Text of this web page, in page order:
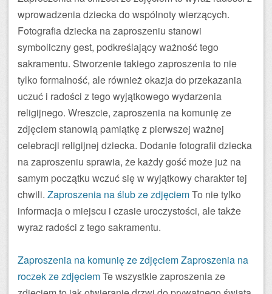
wprowadzenia dziecka do wspólnoty wierzących.
Fotografia dziecka na zaproszeniu stanowi
symboliczny gest, podkreślający ważność tego
sakramentu. Stworzenie takiego zaproszenia to nie
tylko formalność, ale również okazja do przekazania
uczuć i radości z tego wyjątkowego wydarzenia
religijnego. Wreszcie, zaproszenia na komunię ze
zdjęciem stanowią pamiątkę z pierwszej ważnej
celebracji religijnej dziecka. Dodanie fotografii dziecka
na zaproszeniu sprawia, że każdy gość może już na
samym początku wczuć się w wyjątkowy charakter tej
chwili. Zaproszenia na ślub ze zdjęciemTo nie tylko
informacja o miejscu i czasie uroczystości, ale także
wyraz radości z tego sakramentu.
Zaproszenia na komunię ze zdjęciemZaproszenia na
roczek ze zdjęciemTe wszystkie zaproszenia ze